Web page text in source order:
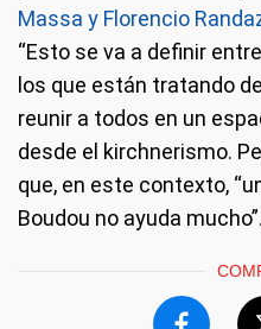
Massa y Florencio
“Esto se va a definir
los que están tratando
reunir a todos en un
desde el kirchnerismo.
que, en este contexto,
Boudou no ayuda mucho”.